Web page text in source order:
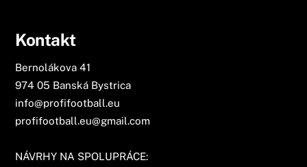
Kontakt
Bernolákova 41
974 05 Banská Bystrica
info@profifootball.eu
profifootball.eu@gmail.com
NÁVRHY NA SPOLUPRÁCE: